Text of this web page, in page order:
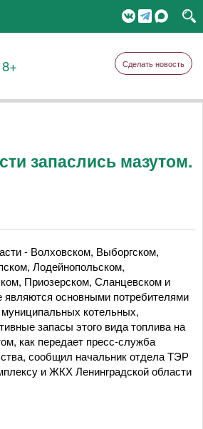
Сделать новость
запаслись мазутом.
- Волховском, Выборгском,
Лодейнопольском,
Приозерском, Сланцевском и
являются основными потребителями
котельных,
запасы этого вида топлива на
как передает пресс-служба
сообщил начальник отдела ТЭР
и ЖКХ Ленинградской области